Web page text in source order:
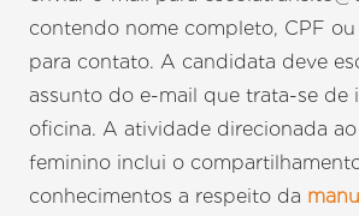
contendo nome completo, CPF
para contato. A candidata deve
assunto do e-mail que trata-se de
oficina. A atividade direcionada
feminino inclui o
conhecimentos a respeito da